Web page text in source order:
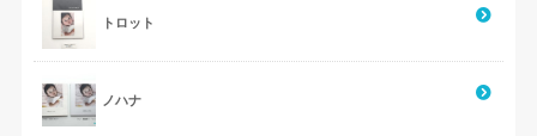
トロット
ノハナ